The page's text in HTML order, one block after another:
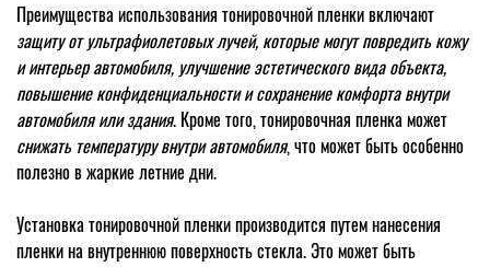
Преимущества использования тонировочной пленки включают
защиту от ультрафиолетовых лучей, которые могут повредить кожу
и интерьер автомобиля, улучшение эстетического вида объекта,
повышение конфиденциальности и сохранение комфорта внутри
автомобиля или здания. Кроме того, тонировочная пленка может
снижать температуру внутри автомобиля, что может быть особенно
полезно в жаркие летние дни.
Установка тонировочной пленки производится путем нанесения
пленки на внутреннюю поверхность стекла. Это может быть